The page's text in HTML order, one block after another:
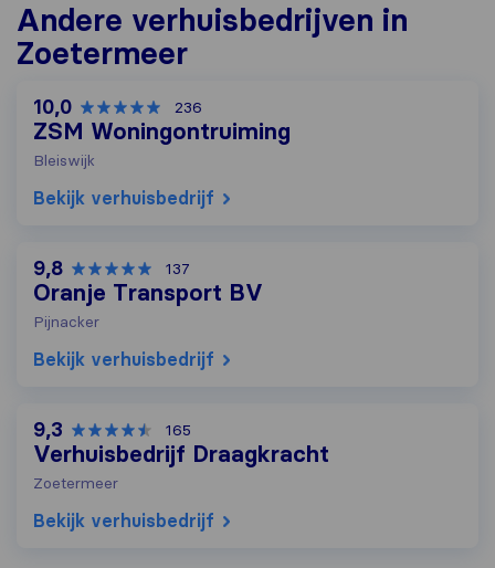
Andere verhuisbedrijven in
Zoetermeer
10,0 236
ZSM Woningontruiming
Bleiswijk
Bekijk verhuisbedrijf
9,8 137
Oranje Transport BV
Pijnacker
Bekijk verhuisbedrijf
9,3 165
Verhuisbedrijf Draagkracht
Zoetermeer
Bekijk verhuisbedrijf